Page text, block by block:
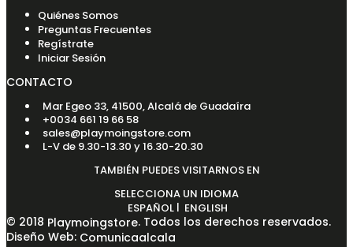
Quiénes Somos
Preguntas Frecuentes
Regístrate
Iniciar Sesión
CONTACTO
Mar Egeo 33, 41500, Alcalá de Guadaíra
+0034 661 19 66 58
sales@playmoingstore.com
L-V de 9.30-13.30 y 16.30-20.30
TAMBIÉN PUEDES VISITARNOS EN
SELECCIONA UN IDIOMA
ESPAÑOL | ENGLISH
© 2018 Playmoingstore. Todos los derechos reservados.
Diseño Web: Comunicaalcala